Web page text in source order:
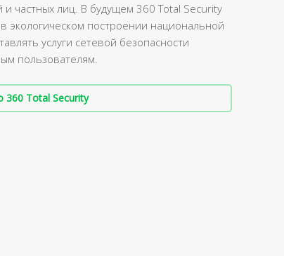
и частных лиц. В будущем 360 Total Security
экологическом построении национальной
услуги сетевой безопасности
пользователям.
360 Total Security